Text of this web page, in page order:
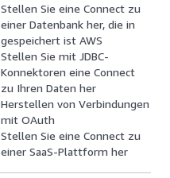
Stellen Sie eine Connect zu
einer Datenbank her, die in
gespeichert ist AWS
Stellen Sie mit JDBC-
Konnektoren eine Connect
zu Ihren Daten her
Herstellen von Verbindungen
mit OAuth
Stellen Sie eine Connect zu
einer SaaS-Plattform her